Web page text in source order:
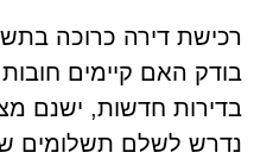
רכישת דירה כרוכה
בודק האם קיימים
בדירות חדשות, ישנם
נדרש לשלם תשלומים